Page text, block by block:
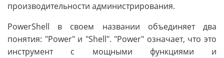
производительности администрирования.
PowerShell в своем названии объединяет два
понятия: "Power" и "Shell". "Power" означает, что это
инструмент с мощными функциями и